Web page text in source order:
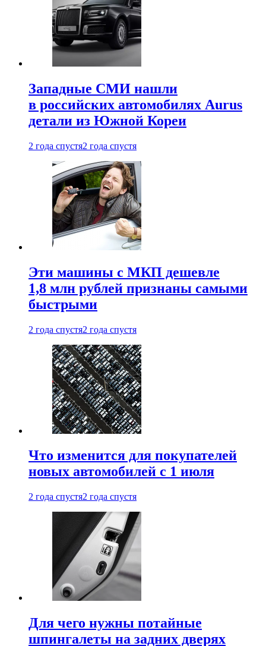
Западные СМИ нашли
в российских автомобилях Aurus
детали из Южной Кореи
2 года спустя2 года спустя
Эти машины с МКП дешевле
1,8 млн рублей признаны самыми
быстрыми
2 года спустя2 года спустя
Что изменится для покупателей
новых автомобилей с 1 июля
2 года спустя2 года спустя
Для чего нужны потайные
шпингалеты на задних дверях